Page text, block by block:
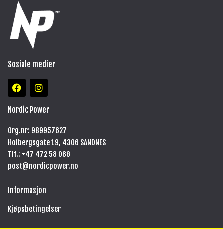
Sosiale medier
F
a
e
o
o
k
I
n
t
g
r
a
m
Nordic Power
Org.nr: 989957627
Holbergsgate 19, 4306 SANDNES
Tlf.: +47 472 58 086
post@nordicpower.no
Informasjon
Kjøpsbetingelser